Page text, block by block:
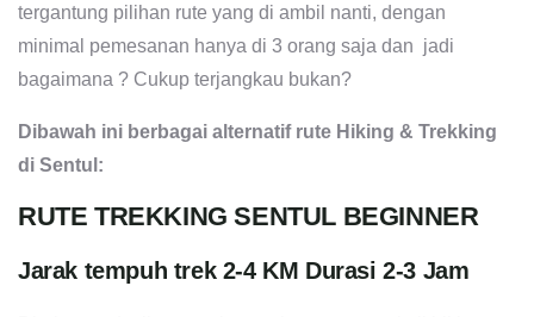
tergantung pilihan rute yang di ambil nanti, dengan
minimal pemesanan hanya di 3 orang saja dan jadi
bagaimana ? Cukup terjangkau bukan?
Dibawah ini berbagai alternatif rute Hiking & Trekking
di Sentul:
RUTE TREKKING SENTUL BEGINNER
Jarak tempuh trek 2-4 KM Durasi 2-3 Jam